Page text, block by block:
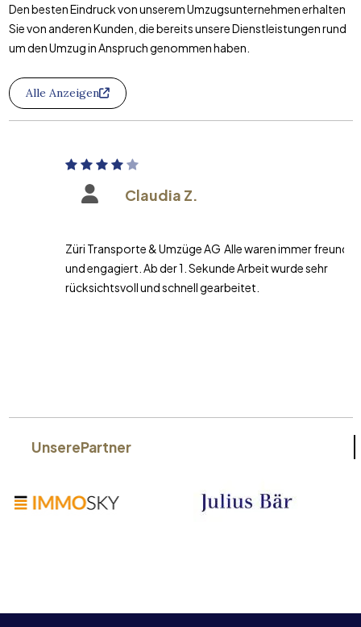
Den besten Eindruck von unserem Umzugsunternehmen erhalten
Sie von anderen Kunden, die bereits unsere Dienstleistungen rund
um den Umzug in Anspruch genommen haben.
Alle Anzeigen
Claudia Z.
Züri Transporte & Umzüge AG Alle waren immer freundlich
und engagiert. Ab der 1. Sekunde Arbeit wurde sehr
rücksichtsvoll und schnell gearbeitet.
UnserePartner